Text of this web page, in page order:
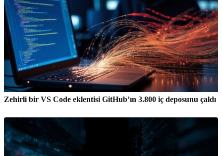
Zehirli bir VS Code eklentisi GitHub’ın 3.800 iç deposunu çaldı